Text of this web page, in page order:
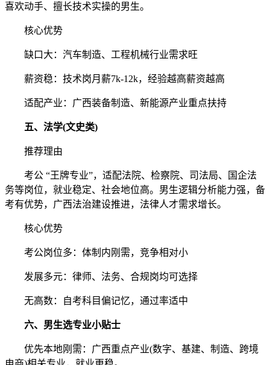
喜欢动手、擅长技术实操的男生。
核心优势
缺口大：汽车制造、工程机械行业需求旺
薪资稳：技术岗月薪7k-12k，经验越高薪资越高
适配产业：广西装备制造、新能源产业重点扶持
五、法学(文史类)
推荐理由
考公 “王牌专业”，适配法院、检察院、司法局、国企法
务等岗位，就业稳定、社会地位高。男生逻辑分析能力强，备
考有优势，广西法治建设推进，法律人才需求增长。
核心优势
考公岗位多：体制内刚需，竞争相对小
发展多元：律师、法务、合规岗均可选择
无高数：自考科目偏记忆，通过率适中
六、男生选专业小贴士
优先本地刚需：广西重点产业(数字、基建、制造、跨境